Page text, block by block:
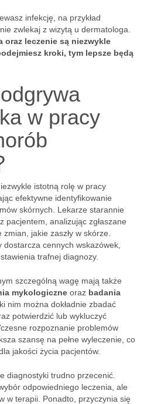
infekcję, na przykład
zwlekaj z wizytą u dermatologa.
oraz leczenie są niezwykle
kroki, tym lepsze będą
w pracy
istotną rolę w pracy
efektywne identyfikowanie
skórnych. Lekarze starannie
pacjentem, analizując zgłaszane
jakie zaszły w skórze.
cennych wskazówek,
trafnej diagnozy.
szczególną wagę mają także
mykologiczne oraz badania
nim można dokładnie zbadać
potwierdzić lub wykluczyć
rozpoznanie problemów
szansę na pełne wyleczenie, co
jakości życia pacjentów.
diagnostyki trudno przecenić.
odpowiedniego leczenia, ale
w terapii. Ponadto, przyczynia się